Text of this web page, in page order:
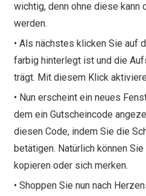
wichtig, denn ohne diese kann
werden.
• Als nächstes klicken Sie auf
farbig hinterlegt ist und die
trägt. Mit diesem Klick
• Nun erscheint ein neues
dem ein Gutscheincode
diesen Code, indem Sie die
betätigen. Natürlich können
kopieren oder sich merken.
• Shoppen Sie nun nach